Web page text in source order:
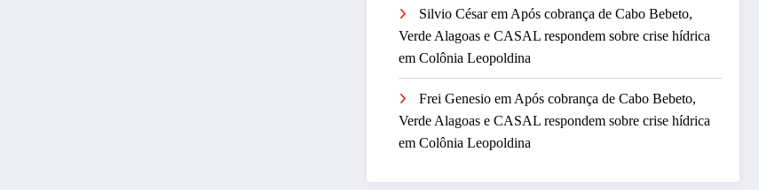
Silvio CésaremApós cobrança de Cabo Bebeto,
Verde Alagoas e CASAL respondem sobre crise hídrica
em Colônia Leopoldina
Frei Genesio emApós cobrança de Cabo Bebeto,
Verde Alagoas e CASAL respondem sobre crise hídrica
em Colônia Leopoldina